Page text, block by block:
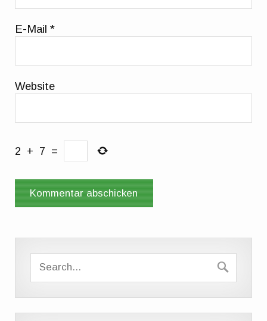
E-Mail*
Website
2 + 7 =